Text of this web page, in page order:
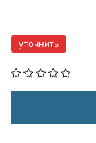
уточнить